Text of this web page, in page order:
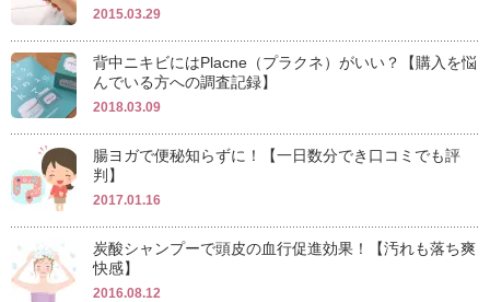
2015.03.29
背中ニキビにはPlacne（プラクネ）がいい？【購入を悩
んでいる方への調査記録】
2018.03.09
腸ヨガで便秘知らずに！【一日数分でき口コミでも評
判】
2017.01.16
炭酸シャンプーで頭皮の血行促進効果！【汚れも落ち爽
快感】
2016.08.12